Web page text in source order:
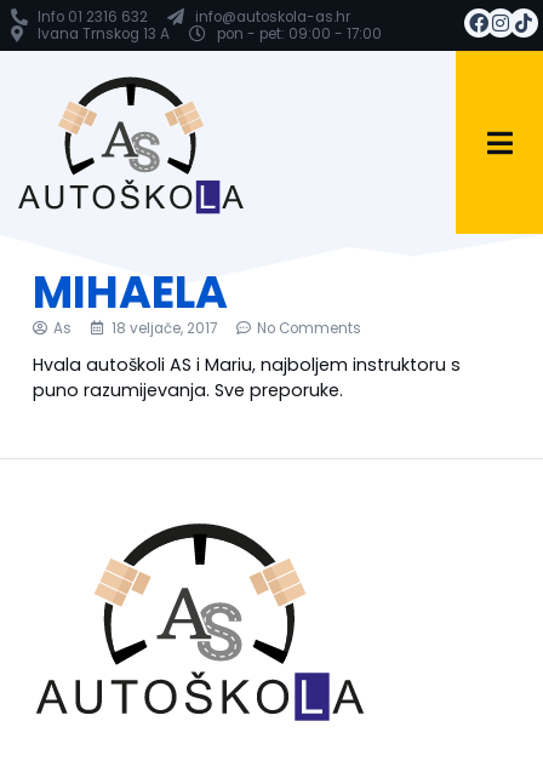
Info 01 2316 632
info@autoskola-as.hr
Ivana Trnskog 13 A
pon - pet: 09:00 - 17:00
MIHAELA
As 18 veljače, 2017 No Comments
Hvala autoškoli AS i Mariu, najboljem instruktoru s
puno razumijevanja. Sve preporuke.